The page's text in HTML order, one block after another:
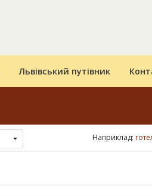
Львівський путівник
Наприклад: